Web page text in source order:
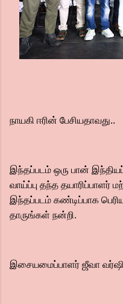
நாயகி ஈரின் பேசியதாவது..
இந்தப்படம் ஒரு பான்
வாய்ப்பு தந்த தயாரிப்பாளர்
இந்தப்படம் கண்டிப்பாக
தாருங்கள் நன்றி.
இசையமைப்பாளர் ஜீவா